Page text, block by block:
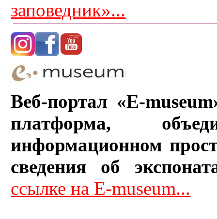
заповедник»...
Веб-портал «E-
платформа,
информационном
сведения об
ссылке на E-museum...